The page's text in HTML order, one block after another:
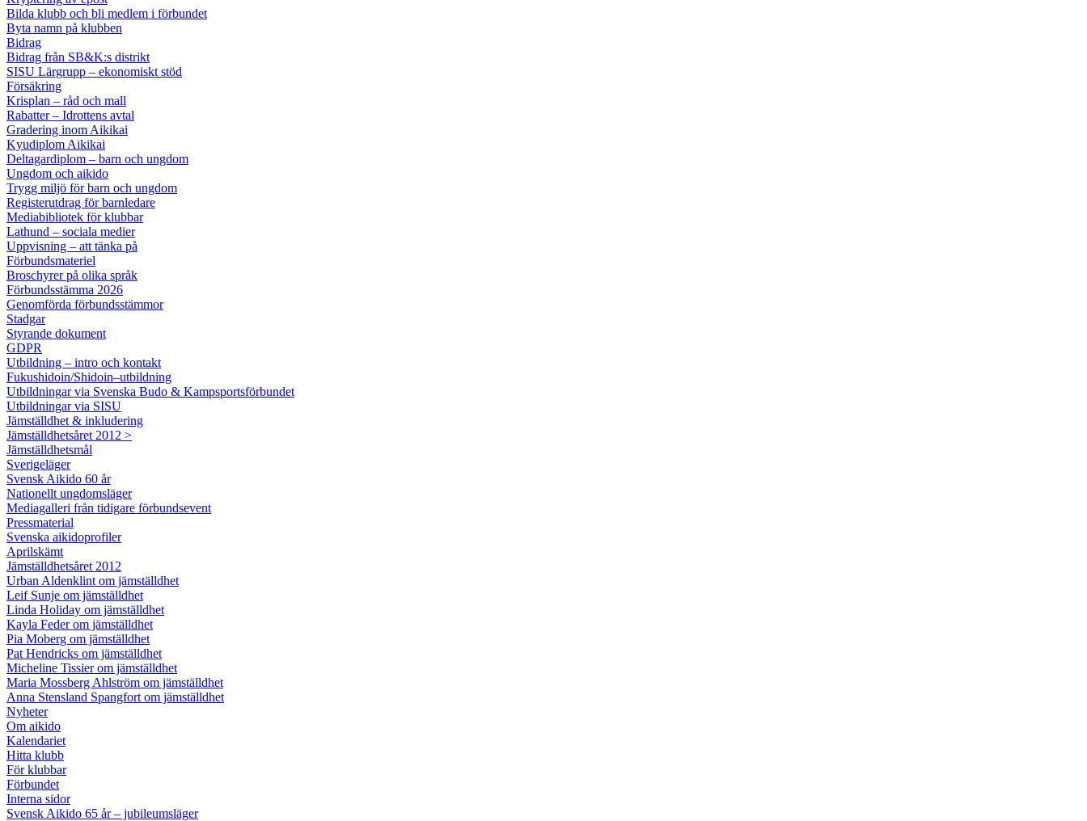
Bilda klubb och bli medlem i förbundet
Byta namn på klubben
Bidrag
Bidrag från SB&K:s distrikt
SISU Lärgrupp – ekonomiskt stöd
Försäkring
Krisplan – råd och mall
Rabatter – Idrottens avtal
Gradering inom Aikikai
Kyudiplom Aikikai
Deltagardiplom – barn och ungdom
Ungdom och aikido
Trygg miljö för barn och ungdom
Registerutdrag för barnledare
Mediabibliotek för klubbar
Lathund – sociala medier
Uppvisning – att tänka på
Förbundsmateriel
Broschyrer på olika språk
Förbundsstämma 2026
Genomförda förbundsstämmor
Stadgar
Styrande dokument
GDPR
Utbildning – intro och kontakt
Fukushidoin/Shidoin–utbildning
Utbildningar via Svenska Budo & Kampsportsförbundet
Utbildningar via SISU
Jämställdhet & inkludering
Jämställdhetsåret 2012 >
Jämställdhetsmål
Sverigeläger
Svensk Aikido 60 år
Nationellt ungdomsläger
Mediagalleri från tidigare förbundsevent
Pressmaterial
Svenska aikidoprofiler
Aprilskämt
Jämställdhetsåret 2012
Urban Aldenklint om jämställdhet
Leif Sunje om jämställdhet
Linda Holiday om jämställdhet
Kayla Feder om jämställdhet
Pia Moberg om jämställdhet
Pat Hendricks om jämställdhet
Micheline Tissier om jämställdhet
Maria Mossberg Ahlström om jämställdhet
Anna Stensland Spangfort om jämställdhet
Nyheter
Om aikido
Kalendariet
Hitta klubb
För klubbar
Förbundet
Interna sidor
Svensk Aikido 65 år – jubileumsläger